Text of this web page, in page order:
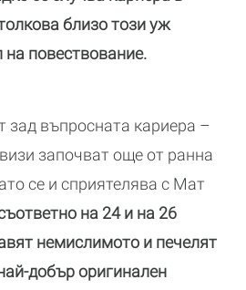
близо този уж
повествование.
зад въпросната кариера –
започват още от ранна
се и сприятелява с Мат
на 24 и на 26
немислимото и печелят
добър оригинален